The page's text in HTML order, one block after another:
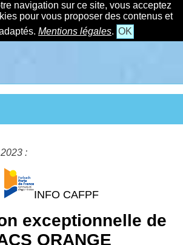
navigation sur ce site, vous acceptez
pour vous proposer des contenus et
Mentions légales. OK
:
INFO CAFPF
exceptionnelle de
ORANGE